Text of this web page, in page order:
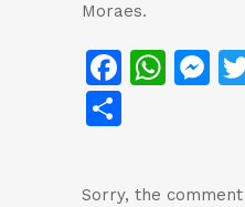
Moraes.
Sorry, the